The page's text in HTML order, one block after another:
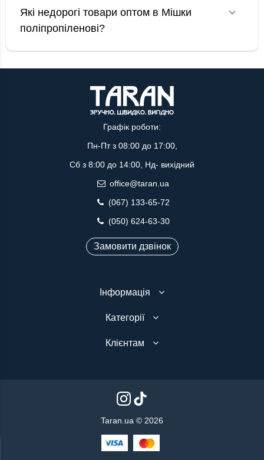
Які недорогі товари оптом в Мішки
поліпропіленові?
Графік роботи:
Пн-Пт з 08:00 до 17:00,
Сб з 8:00 до 14:00, Нд- вихідний
office@taran.ua
(067) 133-65-72
(050) 624-63-30
Замовити дзвінок
Інформація
Категорії
Клієнтам
Taran.ua © 2026